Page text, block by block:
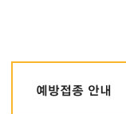
예방접종 안내